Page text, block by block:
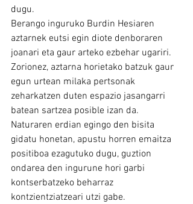
dugu.
Berango inguruko Burdin Hesiaren
aztarnek eutsi egin diote denboraren
joanari eta gaur arteko ezbehar ugariri.
Zorionez, aztarna horietako batzuk gaur
egun urtean milaka pertsonak
zeharkatzen duten espazio jasangarri
batean sartzea posible izan da.
Naturaren erdian egingo den bisita
gidatu honetan, apustu horren emaitza
positiboa ezagutuko dugu, guztion
ondarea den ingurune hori garbi
kontserbatzeko beharraz
kontzientziatzeari utzi gabe.